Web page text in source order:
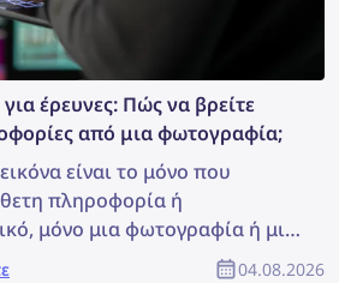
έρευνες: Πώς να βρείτε
από μια φωτογραφία;
είναι το μόνο που
πληροφορία ή
μόνο μια φωτογραφία ή μια
αρκετό για να ξεκινήσουμε04.08.2026